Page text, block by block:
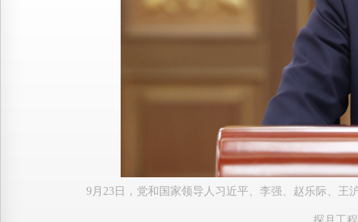
9月23日，党和国家领导人习近平、李强、赵乐际、
探月工